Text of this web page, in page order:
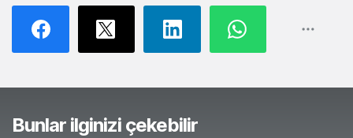
Bunlar ilginizi çekebilir